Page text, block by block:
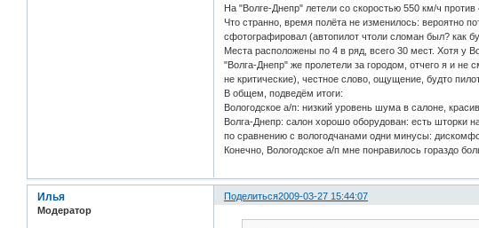
На "Волге-Днепр" летели со скоростью 550 км/ч
Что странно, время полёта не изменилось: вероятно
сфотографировал (автопилот чтоли сломан был? как
Места расположены по 4 в ряд, всего 30 мест. Хотя у
"Волга-Днепр" же пролетели за городом, отчего я и не
не критические), честное слово, ощущение, будто
В общем, подведём итоги:
Вологодское а/п: низкий уровень шума в салоне,
Волга-Днепр: салон хорошо оборудован: есть шторки
по сравнению с вологодчанами одни минусы:
Конечно, Вологодское а/п мне понравилось гораздо
Поделиться2009-03-27 15:44:07
Илья
Модератор